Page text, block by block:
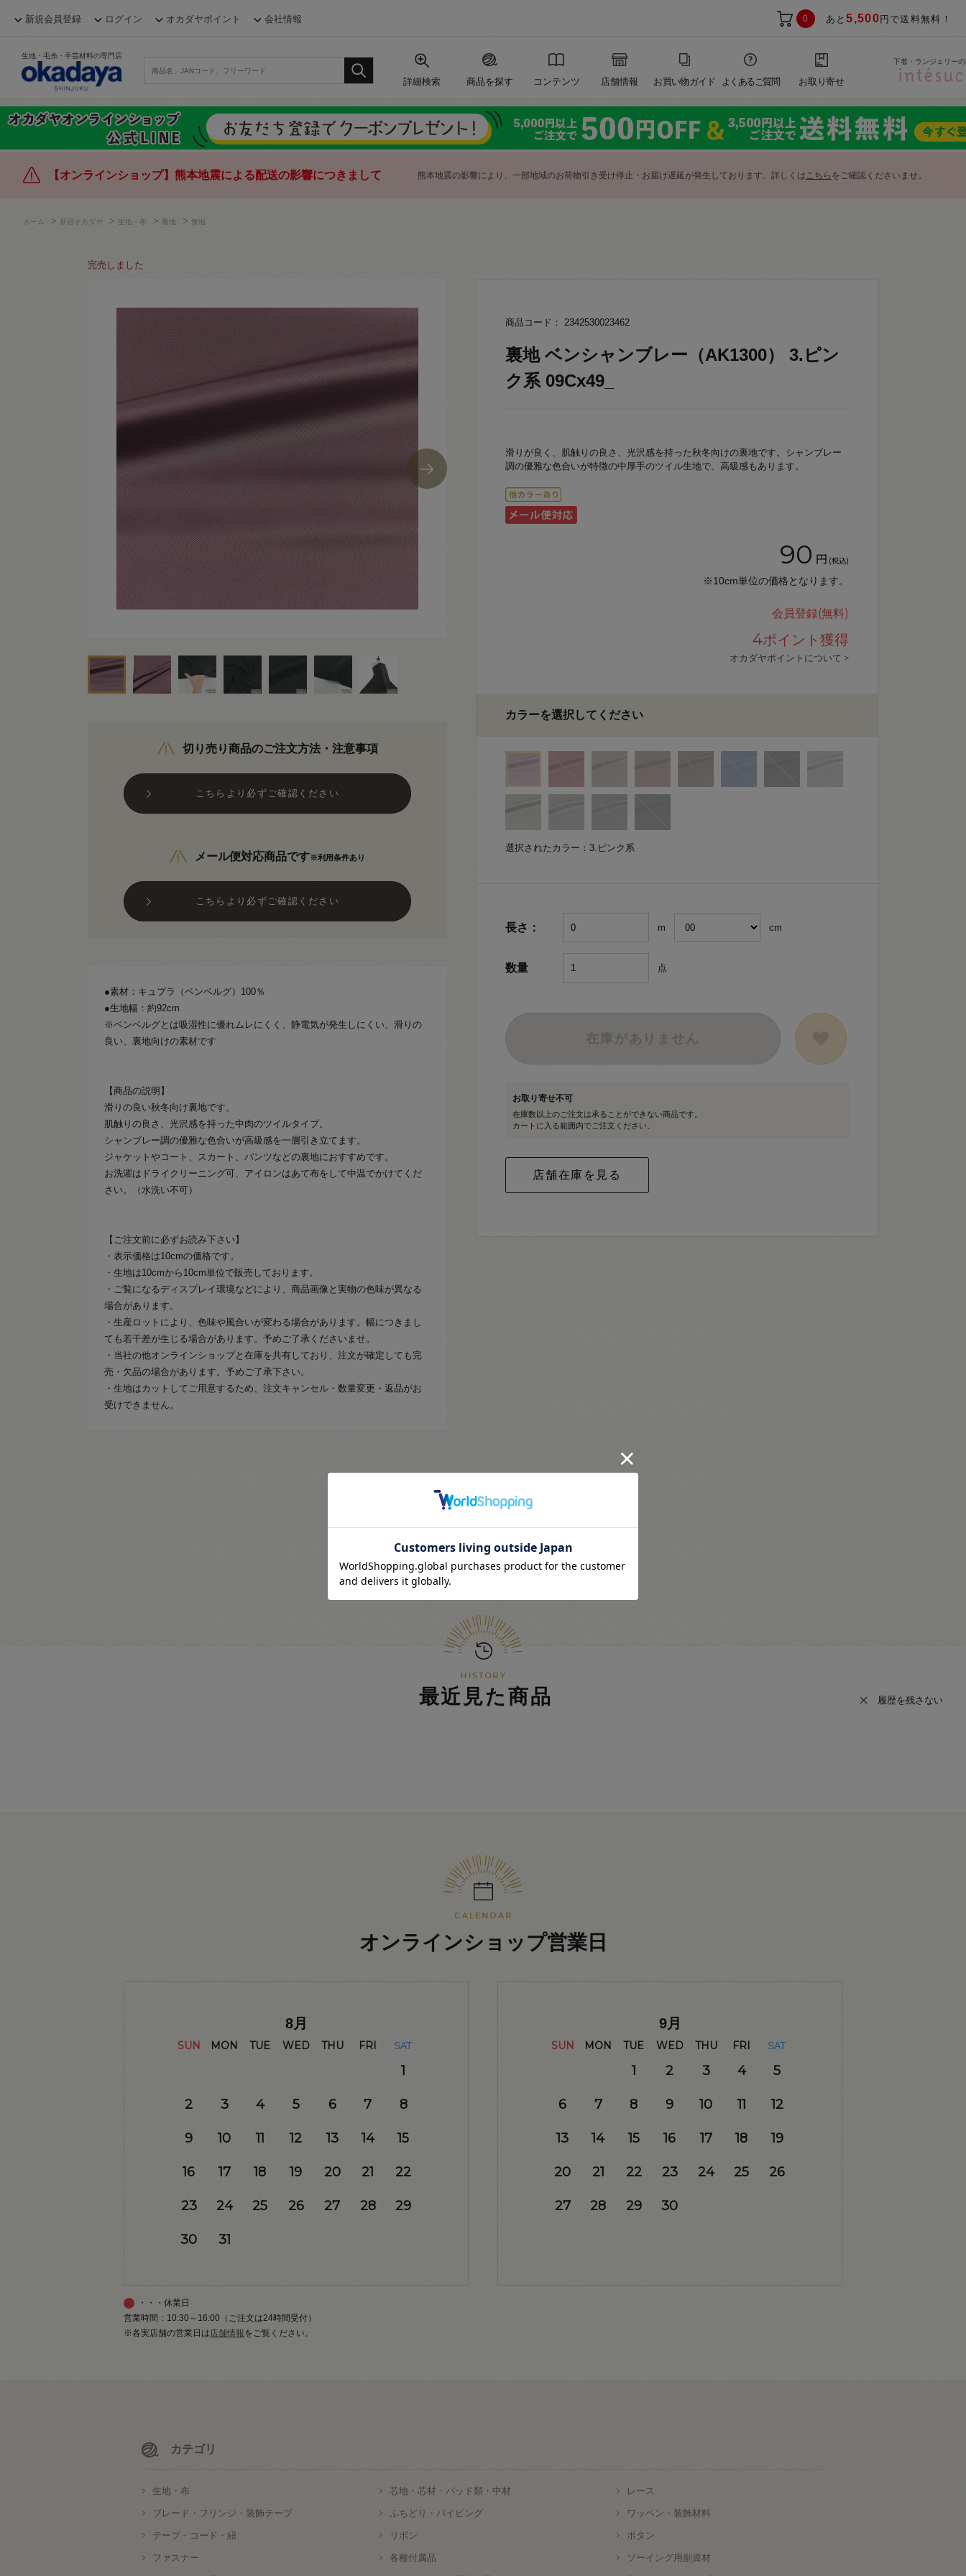
新規会員登録 ログイン オカダヤポイント 会社情報 0 あと5,500 円で送料無料！
生地・毛糸・手芸材料の専門店
詳細検索 商品を探す コンテンツ 店舗情報 お買い物ガイド よくあるご質問 お取り寄せ
下着・ランジェリー
【オンラインショップ】熊本地震による配送の影響につきまして 熊本地震の影響により、一部地域のお荷物引き受け停止・お届け遅延が発生しております。詳しくはこちら をご確認くださいませ。
ホーム > 新宿オカダヤ > 生地・布 > 裏地 > 無地
完売しました
切り売り商品のご注文方法・注意事項
こちらより必ずご確認ください
メール便対応商品です※利用条件あり
こちらより必ずご確認ください
●素材：キュプラ（ベンベルグ）100％
●生地幅：約92cm
※ベンベルグとは吸湿性に優れムレにくく、静電気が発生しにくい、滑りの
良い、裏地向けの素材です
【商品の説明】
滑りの良い秋冬向け裏地です。
肌触りの良さ、光沢感を持った中肉のツイルタイプ。
シャンブレー調の優雅な色合いが高級感を一層引き立てます。
ジャケットやコート、スカート、パンツなどの裏地におすすめです。
お洗濯はドライクリーニング可、アイロンはあて布をして中温でかけてくだ
さい。（水洗い不可）
【ご注文前に必ずお読み下さい】
・表示価格は10cmの価格です。
・生地は10cmから10cm単位で販売しております。
・ご覧になるディスプレイ環境などにより、商品画像と実物の色味が異なる
場合があります。
・生産ロットにより、色味や風合いが変わる場合があります。幅につきまし
ても若干差が生じる場合があります。予めご了承くださいませ。
・当社の他オンラインショップと在庫を共有しており、注文が確定しても完
売・欠品の場合があります。予めご了承下さい。
・生地はカットしてご用意するため、注文キャンセル・数量変更・返品がお
受けできません。
商品コード： 2342530023462
裏地 ベンシャンブレー（AK1300） 3.ピン
ク系 09Cx49_
滑りが良く、肌触りの良さ、光沢感を持った秋冬向けの裏地です。シャンブレー
調の優雅な色合いが特徴の中厚手のツイル生地で、高級感もあります。
90 円 (税込)
※10cm単位の価格となります。
会員登録(無料)
4ポイント獲得
オカダヤポイントについて >
カラーを選択してください
選択されたカラー：3.ピンク系
長さ： m cm
数量 点
お取り寄せ不可
在庫数以上のご注文は承ることができない商品です。
カートに入る範囲内でご注文ください。
最近見た商品 履歴を残さない
オンラインショップ営業日
8月
SUN MON TUE WED THU FRI SAT
1
2 3 4 5 6 7 8
9 10 11 12 13 14 15
16 17 18 19 20 21 22
23 24 25 26 27 28 29
30 31
9月
SUN MON TUE WED THU FRI SAT
1 2 3 4 5
6 7 8 9 10 11 12
13 14 15 16 17 18 19
20 21 22 23 24 25 26
27 28 29 30
・・・休業日
営業時間：10:30～16:00（ご注文は24時間受付）
※各実店舗の営業日は店舗情報をご覧ください。
カテゴリ
生地・布 芯地・芯材・パッド類・中材 レース
ブレード・フリンジ・装飾テープ ふちどり・パイピング ワッペン・装飾材料
テープ・コード・紐 リボン ボタン
ファスナー 各種付属品 ソーイング用副資材